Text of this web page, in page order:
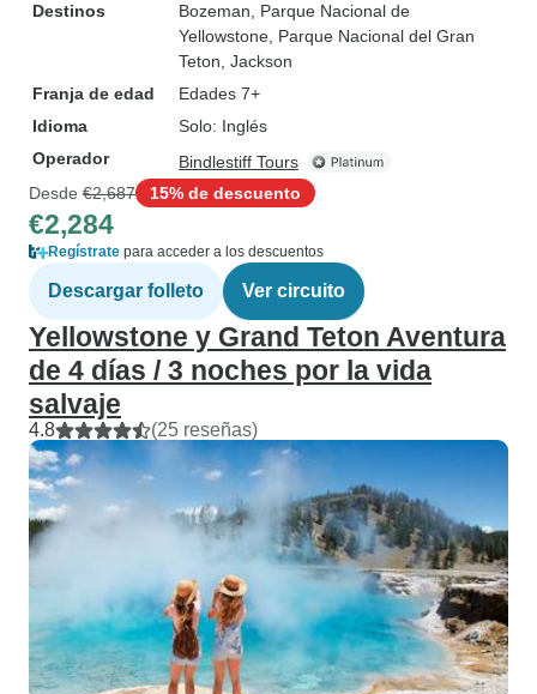
Destinos
Bozeman , Parque Nacional de
Yellowstone , Parque Nacional del Gran
Teton , Jackson
Franja de edad
Edades 7+
Idioma
Solo: Inglés
Operador
Bindlestiff Tours
Desde €2,687 15% de descuento
€2,284
Regístrate para acceder a los descuentos
Descargar folleto Ver circuito
Yellowstone y Grand Teton Aventura
de 4 días / 3 noches por la vida
salvaje
4.8 (25 reseñas)